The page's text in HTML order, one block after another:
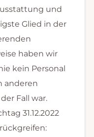
und
Glied in der
haben wir
kein Personal
anderen
Fall war.
31.12.2022